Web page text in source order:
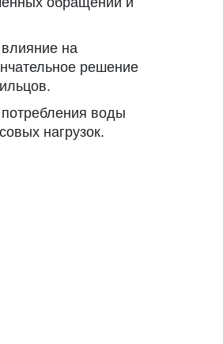
на
решение
воды
нагрузок.